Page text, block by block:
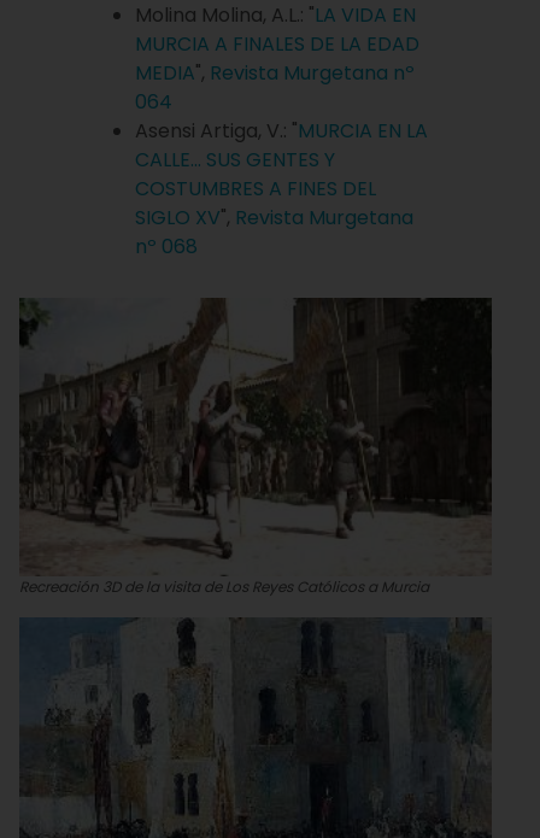
Molina Molina, A.L.: "LA VIDA EN
MURCIA A FINALES DE LA EDAD
MEDIA", Revista Murgetana nº
064
Asensi Artiga, V.: "MURCIA EN LA
CALLE... SUS GENTES Y
COSTUMBRES A FINES DEL
SIGLO XV", Revista Murgetana
nº 068
Recreación 3D de la visita de Los Reyes Católicos a Murcia